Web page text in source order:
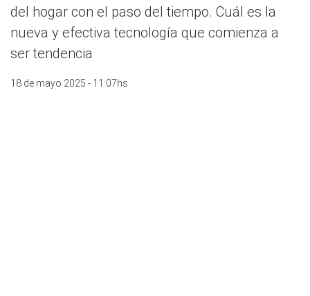
del hogar con el paso del tiempo. Cuál es la
nueva y efectiva tecnología que comienza a
ser tendencia
18 de mayo 2025 - 11:07hs